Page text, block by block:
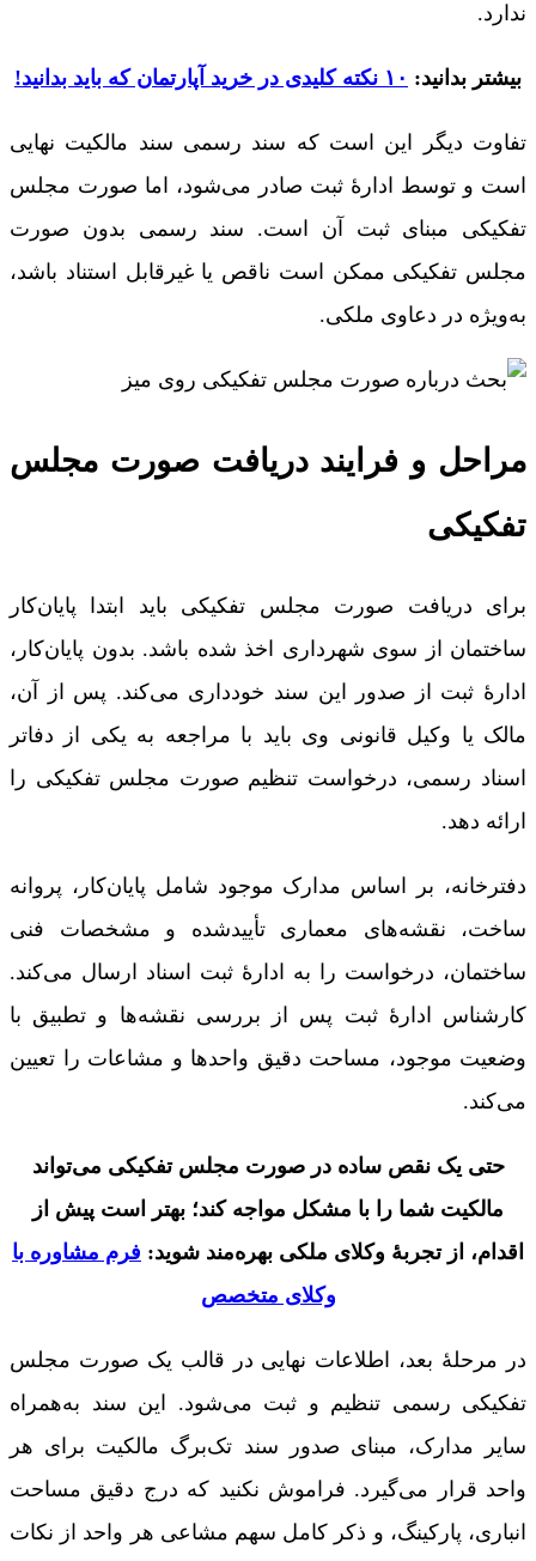
ندارد.
بیشتر بدانید: ۱۰ نکته کلیدی در خرید آپارتمان که باید بدانید!
تفاوت دیگر این است که سند رسمی سند مالکیت نهایی
است و توسط ادارۀ ثبت صادر می‌شود، اما صورت مجلس
تفکیکی مبنای ثبت آن است. سند رسمی بدون صورت
مجلس تفکیکی ممکن است ناقص یا غیرقابل استناد باشد،
به‌ویژه در دعاوی ملکی.
مراحل و فرایند دریافت صورت مجلس
تفکیکی
برای دریافت صورت مجلس تفکیکی باید ابتدا پایان‌کار
ساختمان از سوی شهرداری اخذ شده باشد. بدون پایان‌کار،
ادارۀ ثبت از صدور این سند خودداری می‌کند. پس از آن،
مالک یا وکیل قانونی وی باید با مراجعه به یکی از دفاتر
اسناد رسمی، درخواست تنظیم صورت مجلس تفکیکی را
ارائه دهد.
دفترخانه، بر اساس مدارک موجود شامل پایان‌کار، پروانه
ساخت، نقشه‌های معماری تأییدشده و مشخصات فنی
ساختمان، درخواست را به ادارۀ ثبت اسناد ارسال می‌کند.
کارشناس ادارۀ ثبت پس از بررسی نقشه‌ها و تطبیق با
وضعیت موجود، مساحت دقیق واحدها و مشاعات را تعیین
می‌کند.
حتی یک نقص ساده در صورت‌ مجلس تفکیکی می‌تواند
مالکیت شما را با مشکل مواجه کند؛ بهتر است پیش از
اقدام، از تجربۀ وکلای ملکی بهره‌مند شوید: فرم مشاوره با
وکلای متخصص
در مرحلۀ بعد، اطلاعات نهایی در قالب یک صورت مجلس
تفکیکی رسمی تنظیم و ثبت می‌شود. این سند به‌همراه
سایر مدارک، مبنای صدور سند تک‌برگ مالکیت برای هر
واحد قرار می‌گیرد. فراموش نکنید که درج دقیق مساحت
انباری، پارکینگ، و ذکر کامل سهم مشاعی هر واحد از نکات